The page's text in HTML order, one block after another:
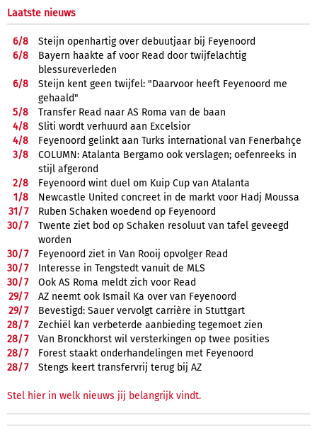
Laatste nieuws
6/8
Steijn openhartig over debuutjaar bij Feyenoord
6/8
Bayern haakte af voor Read door twijfelachtig
blessureverleden
6/8
Steijn kent geen twijfel: "Daarvoor heeft Feyenoord me
gehaald"
5/8
Transfer Read naar AS Roma van de baan
4/8
Sliti wordt verhuurd aan Excelsior
4/8
Feyenoord gelinkt aan Turks international van Fenerbahçe
3/8
COLUMN: Atalanta Bergamo ook verslagen; oefenreeks in
stijl afgerond
2/8
Feyenoord wint duel om Kuip Cup van Atalanta
1/8
Newcastle United concreet in de markt voor Hadj Moussa
31/7
Ruben Schaken woedend op Feyenoord
30/7
Twente ziet bod op Schaken resoluut van tafel geveegd
worden
30/7
Feyenoord ziet in Van Rooij opvolger Read
30/7
Interesse in Tengstedt vanuit de MLS
30/7
Ook AS Roma meldt zich voor Read
29/7
AZ neemt ook Ismail Ka over van Feyenoord
29/7
Bevestigd: Sauer vervolgt carrière in Stuttgart
28/7
Zechiël kan verbeterde aanbieding tegemoet zien
28/7
Van Bronckhorst wil versterkingen op twee posities
28/7
Forest staakt onderhandelingen met Feyenoord
28/7 Stengs keert transfervrij terug bij AZ
Stel hier in welk nieuws jij belangrijk vindt.